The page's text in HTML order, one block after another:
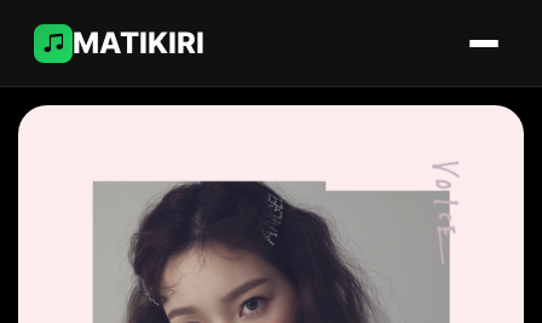
MATIKIRI